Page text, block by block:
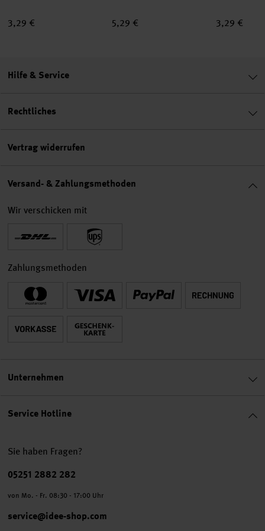
3,29 € 5,29 € 3,29 €
Service Hotline
Sie haben Fragen?
Telefonnummer
05251 2882 282
von Mo. - Fr. 08:30 - 17:00 Uhr
service@idee-shop.com
Hilfe & Service
Rechtliches
Vertrag widerrufen
Versand- & Zahlungsmethoden
Wir verschicken mit
Zahlungsmethoden
Unternehmen